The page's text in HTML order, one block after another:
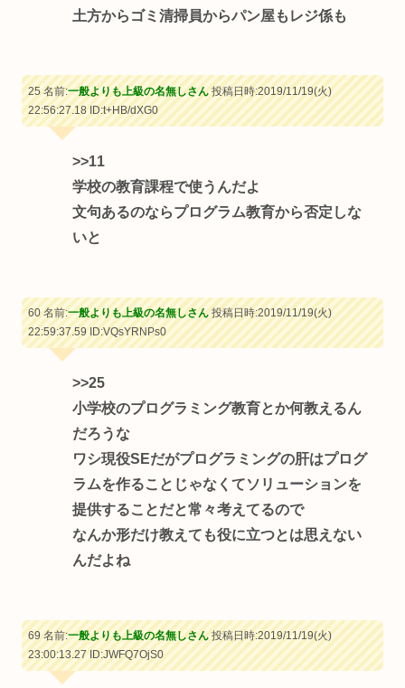
土方からゴミ清掃員からパン屋もレジ係も
25 名前:一般よりも上級の名無しさん投稿日時:2019/11/19(火)
22:56:27.18ID:t+HB/dXG0
>>11
学校の教育課程で使うんだよ
文句あるのならプログラム教育から否定しな
いと
60 名前:一般よりも上級の名無しさん投稿日時:2019/11/19(火)
22:59:37.59ID:VQsYRNPs0
>>25
小学校のプログラミング教育とか何教えるん
だろうな
ワシ現役SEだがプログラミングの肝はプログ
ラムを作ることじゃなくてソリューションを
提供することだと常々考えてるので
なんか形だけ教えても役に立つとは思えない
んだよね
69 名前:一般よりも上級の名無しさん投稿日時:2019/11/19(火)
23:00:13.27ID:JWFQ7OjS0